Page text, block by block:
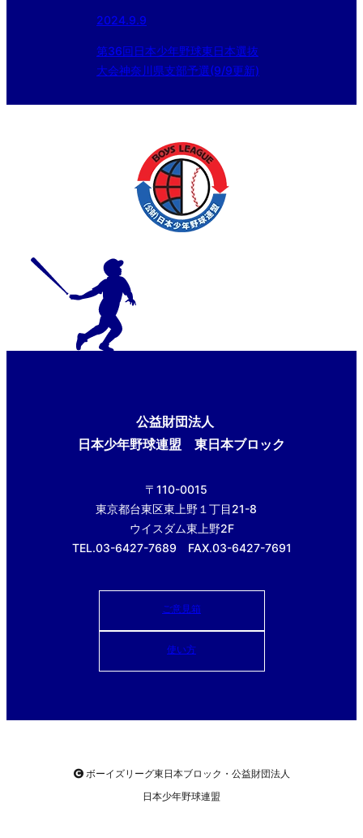
2024.9.9
第36回日本少年野球東日本選抜
大会神奈川県支部予選(9/9更新)
公益財団法人
日本少年野球連盟 東日本ブロック
〒110-0015
東京都台東区東上野１丁目21-8
ウイスダム東上野2F
TEL.03-6427-7689 FAX.03-6427-7691
ご意見箱
使い方
ボーイズリーグ東日本ブロック・公益財団法人
日本少年野球連盟